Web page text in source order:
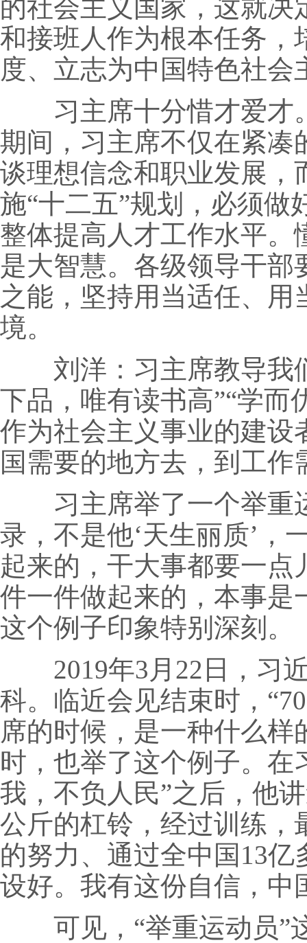
的社会主义国家，这就
和接班人作为根本任务，
度、立志为中国特色社会
习主席十分惜才爱才。
期间，习主席不仅在紧凑
谈理想信念和职业发展，
施“十二五”规划，必须
整体提高人才工作水平。
是大智慧。各级领导干
之能，坚持用当适任、
境。
刘洋：习主席教导我
下品，唯有读书高”“学而
作为社会主义事业的建设
国需要的地方去，到工作
习主席举了一个举重
录，不是他‘天生丽质’，
起来的，干大事都要一点
件一件做起来的，本事是
这个例子印象特别深刻。
2019年3月22日，习近
科。临近会见结束时，
席的时候，是一种什么样
时，也举了这个例子。在
我，不负人民”之后，他
公斤的杠铃，经过训练，
的努力、通过全中国13
设好。我有这份自信，中
可见，“举重运动员”